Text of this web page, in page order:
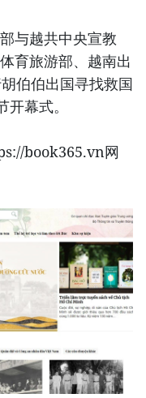
与越共中央宣教
育旅游部、越南出
伯伯出国寻找救国
幕式。
book365.vn网